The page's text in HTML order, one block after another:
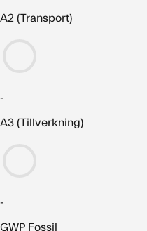
A2 (Transport)
-
A3 (Tillverkning)
-
GWP Fossil